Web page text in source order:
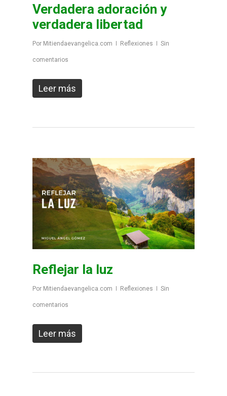
Verdadera adoración y
verdadera libertad
Por Mitiendaevangelica.com Reflexiones Sin
comentarios
Leer más
Reflejar la luz
Por Mitiendaevangelica.com Reflexiones Sin
comentarios
Leer más